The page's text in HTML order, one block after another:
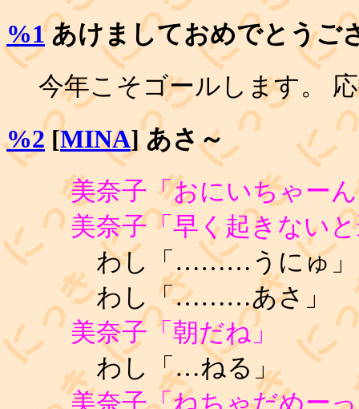
%1あけましておめでとうご
今年こそゴールします。
%2[MINA] あさ～
美奈子「おにいちゃー
美奈子「早く起きない
わし「………うにゅ」
わし「………あさ」
美奈子「朝だね」
わし「…ねる」
美奈子「ねちゃだめー